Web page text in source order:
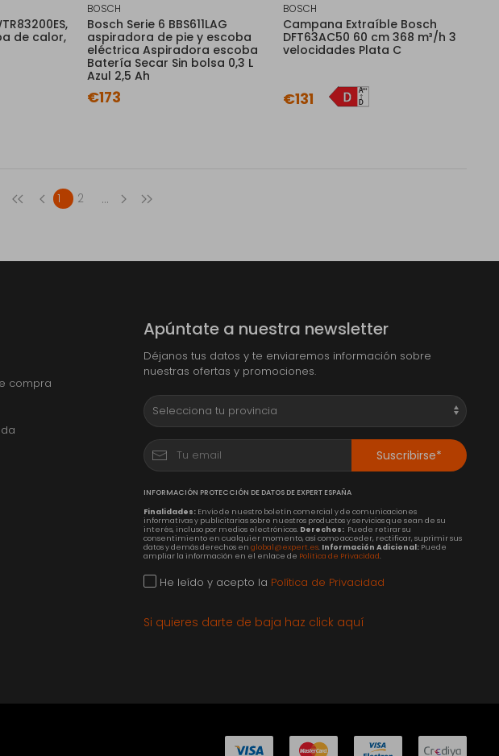
de calor,
BOSCH
Bosch Serie 6 BBS611LAG
aspiradora de pie y escoba
eléctrica Aspiradora escoba
Batería Secar Sin bolsa 0,3 L
Azul 2,5 Ah
€173
BOSCH
Campana Extraíble Bosch
DFT63AC50 60 cm 368 m³/h 3
velocidades Plata C
€131
1 2 ...
compra
Apúntate a nuestra newsletter
Déjanos tus datos y te enviaremos información sobre
nuestras ofertas y promociones.
Suscribirse*
INFORMACIÓN PROTECCIÓN DE DATOS DE EXPERT ESPAÑA
Finalidades:Envío de nuestro boletín comercial y de comunicaciones
informativas y publicitarias sobre nuestros productos y servicios que sean de su
interés, incluso por medios electrónicos. Derechos:Puede retirar su
consentimiento en cualquier momento, así como acceder, rectificar, suprimir sus
datos y demás derechos en global@expert.es. Información Adicional:Puede
ampliar la información en el enlace de Política de Privacidad.
He leído y acepto la Política de Privacidad
Si quieres darte de baja haz click aquí